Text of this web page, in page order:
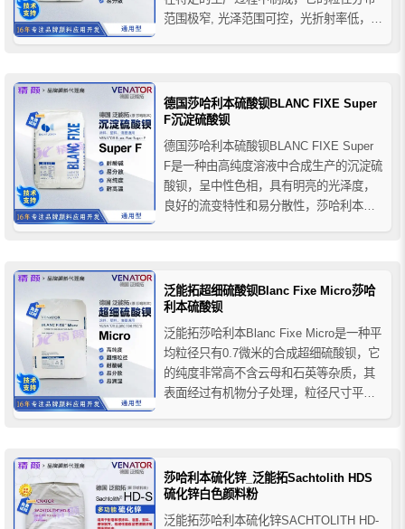
范围极窄, 光泽范围可控，光折射率低，泛
为3）使得泛能拓BLANC FIXE...
德国莎哈利本硫酸钡BLANC FIXE Super
F沉淀硫酸钡
德国莎哈利本硫酸钡BLANC FIXE Super
F是一种由高纯度溶液中合成生产的沉淀硫
酸钡，呈中性色相，具有明亮的光泽度，
良好的流变特性和易分散性，莎哈利本硫
同时增强色调的亮度。
泛能拓超细硫酸钡Blanc Fixe Micro莎哈
利本硫酸钡
泛能拓莎哈利本Blanc Fixe Micro是一种平
均粒径只有0.7微米的合成超细硫酸钡，它
的纯度非常高不含云母和石英等杂质，其
表面经过有机物分子处理，粒径尺寸平均
系列好处，添加到配方体系中可降低成
本，在...
莎哈利本硫化锌_泛能拓Sachtolith HDS
硫化锌白色颜料粉
泛能拓莎哈利本硫化锌SACHTOLITH HD-